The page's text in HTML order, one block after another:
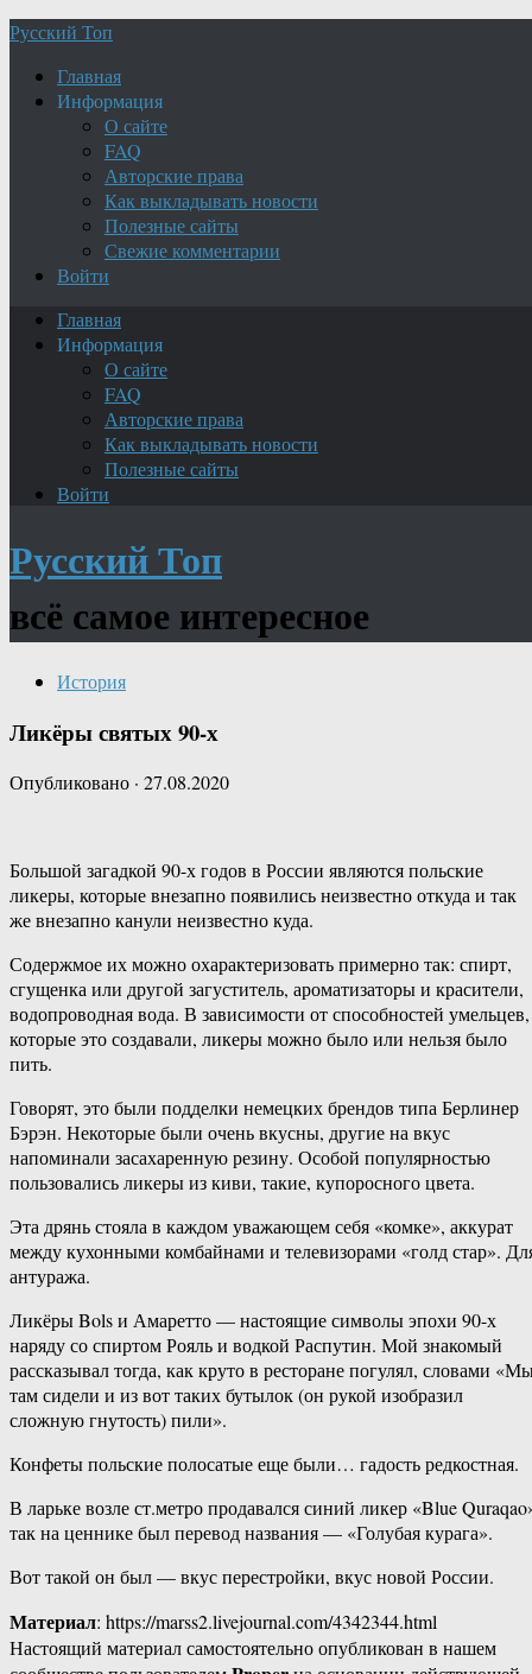
Русский Топ
Главная
Информация
О сайте
FAQ
Авторские права
Как выкладывать новости
Полезные сайты
Свежие комментарии
Войти
Главная
Информация
О сайте
FAQ
Авторские права
Как выкладывать новости
Полезные сайты
Войти
Русский Топ
всё самое интересное
История
Ликёры святых 90-х
Опубликовано · 27.08.2020
Большой загадкой 90-х годов в России являются польские
ликеры, которые внезапно появились неизвестно откуда и так
же внезапно канули неизвестно куда.
Содержмое их можно охарактеризовать примерно так: спирт,
сгущенка или другой загуститель, ароматизаторы и красители,
водопроводная вода. В зависимости от способностей умельцев,
которые это создавали, ликеры можно было или нельзя было
пить.
Говорят, это были подделки немецких брендов типа Берлинер
Бэрэн. Некоторые были очень вкусны, другие на вкус
напоминали засахаренную резину. Особой популярностью
пользовались ликеры из киви, такие, купоросного цвета.
Эта дрянь стояла в каждом уважающем себя «комке», аккурат
между кухонными комбайнами и телевизорами «голд стар».
антуража.
Ликёры Bols и Амаретто — настоящие символы эпохи 90-х
наряду со спиртом Рояль и водкой Распутин. Мой знакомый
рассказывал тогда, как круто в ресторане погулял, словами
там сидели и из вот таких бутылок (он рукой изобразил
сложную гнутость) пили».
Конфеты польские полосатые еще были… гадость редкостная.
В ларьке возле ст.метро продавался синий ликер «Blue
так на ценнике был перевод названия — «Голубая курага».
Вот такой он был — вкус перестройки, вкус новой России.
Материал: https://marss2.livejournal.com/4342344.html
Настоящий материал самостоятельно опубликован в нашем